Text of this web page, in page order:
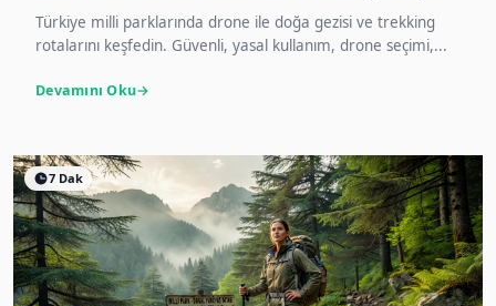
Türkiye milli parklarında drone ile doğa gezisi ve trekking
rotalarını keşfedin. Güvenli, yasal kullanım, drone seçimi,...
Devamını Oku
7 Dak